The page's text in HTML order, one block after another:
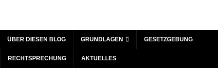
ÜBER DIESEN BLOG GRUNDLAGEN GESETZGEBUNG
RECHTSPRECHUNG AKTUELLES